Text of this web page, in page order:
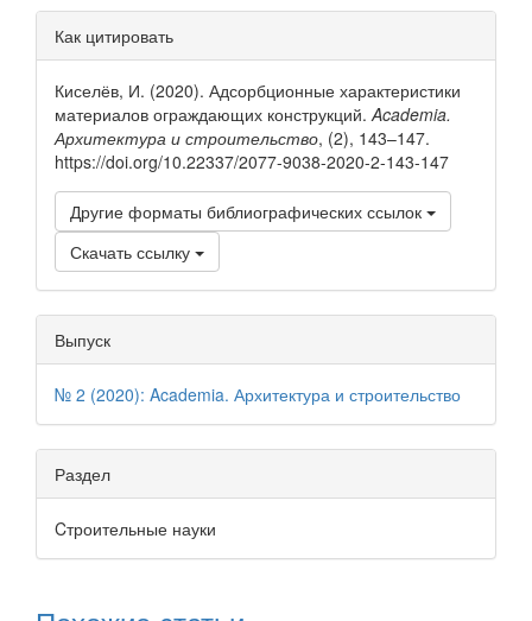
Информация
о статье
Как цитировать
Киселёв, И. (2020). Адсорбционные характеристики
материалов ограждающих конструкций.Academia.
Архитектура и строительство, (2), 143–147.
https://doi.org/10.22337/2077-9038-2020-2-143-147
Другие форматы библиографических ссылок
Скачать ссылку
Выпуск
№ 2 (2020): Academia. Архитектура и строительство
Раздел
Cтроительные науки